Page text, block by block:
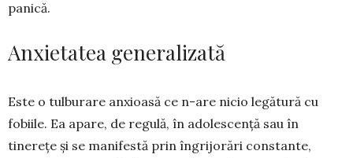
panică.
Anxietatea generalizată
Este o tulburare anxioasă ce n-are nicio legătură cu
fobiile. Ea apare, de regulă, în adoles­cență sau în
tinerețe și se mani­festă prin îngri­jorări constante,